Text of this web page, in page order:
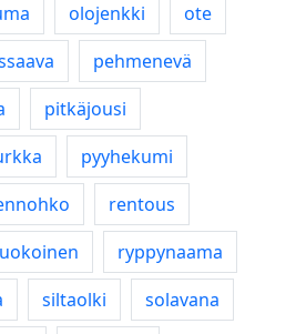
olojenkki
ote
pehmenevä
pitkäjousi
pyyhekumi
rentous
ryppynaama
siltaolki
solavana